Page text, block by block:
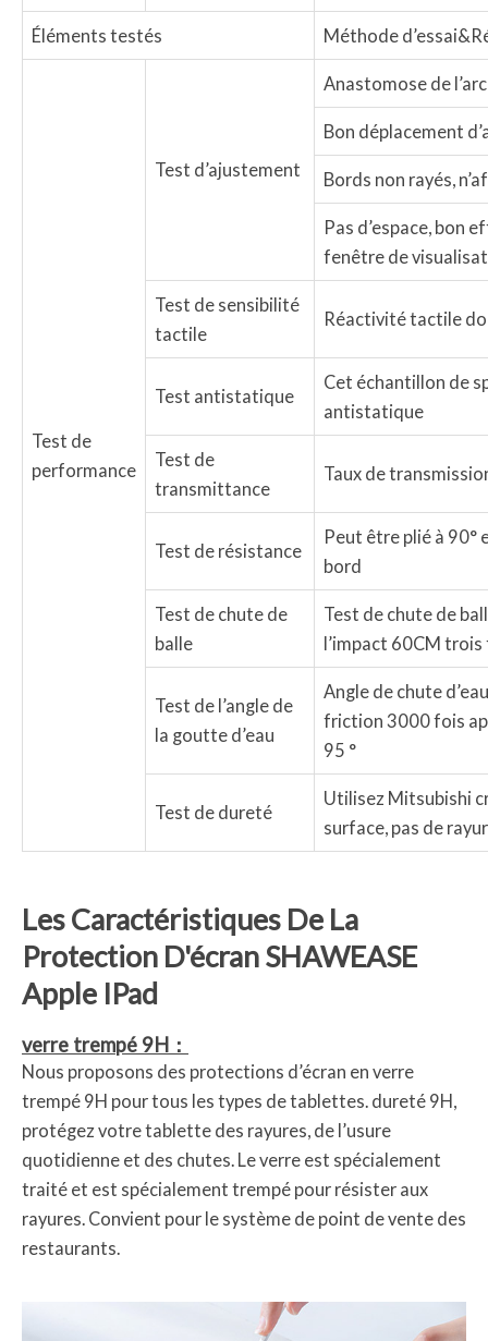
Éléments testés Méthode
Test de
performance
Test d’ajustement
Anastomose de
Bon déplacement
Bords non rayés,
Pas d’espace, bon
fenêtre de
Test de sensibilité
tactile
Réactivité tactile
Test antistatique
Cet échantillon de
antistatique
Test de
transmittance
Taux de
Test de résistance
Peut être plié à 90°
bord
Test de chute de
balle
Test de chute de
l’impact 60CM
Test de l’angle de
la goutte d’eau
Angle de chute
friction 3000 fois
95 °
Test de dureté
Utilisez Mitsubishi
surface, pas de
Les Caractéristiques De La
Protection D'écran SHAWEASE
Apple IPad
verre trempé 9H：
Nous proposons des protections d’écran en verre
trempé 9H pour tous les types de tablettes. dureté 9H,
protégez votre tablette des rayures, de l’usure
quotidienne et des chutes. Le verre est spécialement
traité et est spécialement trempé pour résister aux
rayures. Convient pour le système de point de vente des
restaurants.